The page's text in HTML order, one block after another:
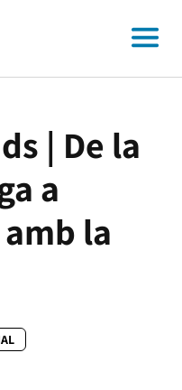
| De la
a
la